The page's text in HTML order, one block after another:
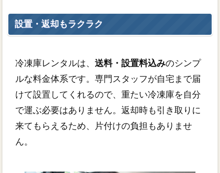
設置・返却もラクラク
冷凍庫レンタルは、 送料・設置料込みのシンプ
ルな料金体系です。専門スタッフが自宅まで届
けて設置してくれるので、重たい冷凍庫を自分
で運ぶ必要はありません。返却時も引き取りに
来てもらえるため、片付けの負担もありませ
ん。